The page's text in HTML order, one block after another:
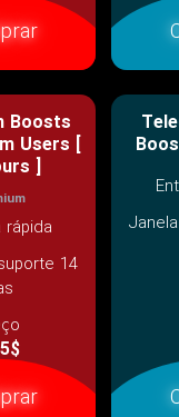
Boosts
Users [
]
rápida
14